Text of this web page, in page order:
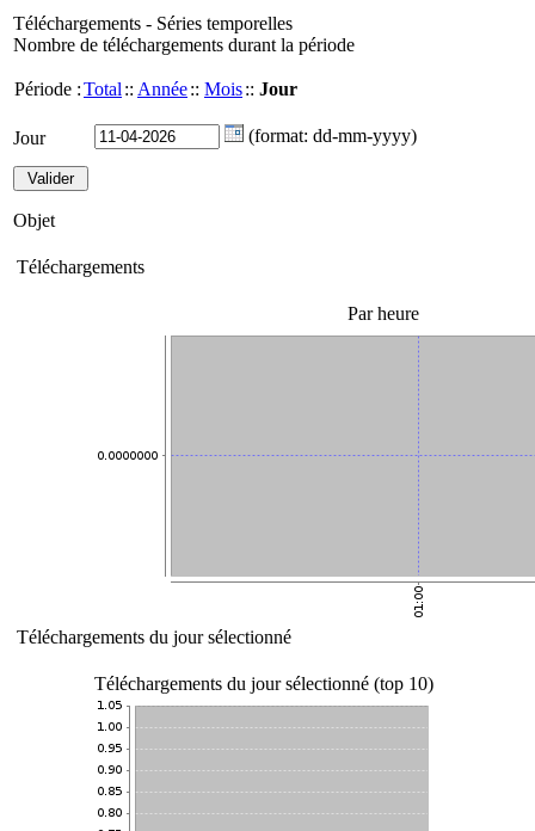
Téléchargements - Séries temporelles
Nombre de téléchargements durant la période
Période :Total :: Année:: Mois:: Jour
Jour (format: dd-mm-yyyy)
Objet
Téléchargements
Par heure
Téléchargements du jour sélectionné
Téléchargements du jour sélectionné (top 10)